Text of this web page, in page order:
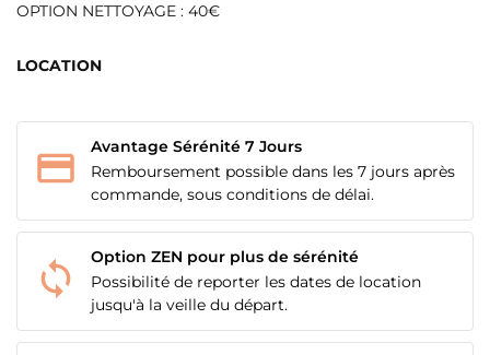
OPTION NETTOYAGE : 40€
LOCATION
Avantage Sérénité 7 Jours
Remboursement possible dans les 7 jours après
commande, sous conditions de délai.
Option ZEN pour plus de sérénité
Possibilité de reporter les dates de location
jusqu'à la veille du départ.